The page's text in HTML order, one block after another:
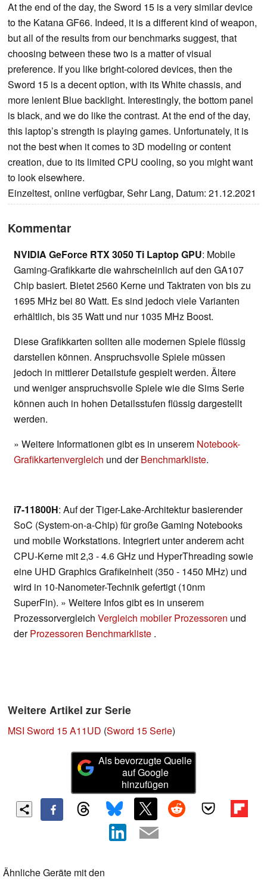
At the end of the day, the Sword 15 is a very similar device
to the Katana GF66. Indeed, it is a different kind of weapon,
but all of the results from our benchmarks suggest, that
choosing between these two is a matter of visual
preference. If you like bright-colored devices, then the
Sword 15 is a decent option, with its White chassis, and
more lenient Blue backlight. Interestingly, the bottom panel
is black, and we do like the contrast. At the end of the day,
this laptop’s strength is playing games. Unfortunately, it is
not the best when it comes to 3D modeling or content
creation, due to its limited CPU cooling, so you might want
to look elsewhere.
Einzeltest, online verfügbar, Sehr Lang, Datum: 21.12.2021
Kommentar
NVIDIA GeForce RTX 3050 Ti Laptop GPU: Mobile
Gaming-Grafikkarte die wahrscheinlich auf den GA107
Chip basiert. Bietet 2560 Kerne und Taktraten von bis zu
1695 MHz bei 80 Watt. Es sind jedoch viele Varianten
erhältlich, bis 35 Watt und nur 1035 MHz Boost.
Diese Grafikkarten sollten alle modernen Spiele flüssig
darstellen können. Anspruchsvolle Spiele müssen
jedoch in mittlerer Detailstufe gespielt werden. Ältere
und weniger anspruchsvolle Spiele wie die Sims Serie
können auch in hohen Detailsstufen flüssig dargestellt
werden.
» Weitere Informationen gibt es in unserem Notebook-
Grafikkartenvergleich und derBenchmarkliste.
i7-11800H: Auf der Tiger-Lake-Architektur basierender
SoC (System-on-a-Chip) für große Gaming Notebooks
und mobile Workstations. Integriert unter anderem acht
CPU-Kerne mit 2,3 - 4.6 GHz und HyperThreading sowie
eine UHD Graphics Grafikeinheit (350 - 1450 MHz) und
wird in 10-Nanometer-Technik gefertigt (10nm
SuperFin). » Weitere Infos gibt es in unserem
Prozessorvergleich Vergleich mobiler Prozessoren und
derProzessoren Benchmarkliste .
Weitere Artikel zur Serie
MSI Sword 15 A11UD (Sword 15 Serie)
Als bevorzugte Quelle
auf Google
hinzufügen
Ähnliche Geräte mit den